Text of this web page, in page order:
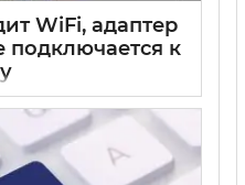
WiFi, адаптер
подключается к